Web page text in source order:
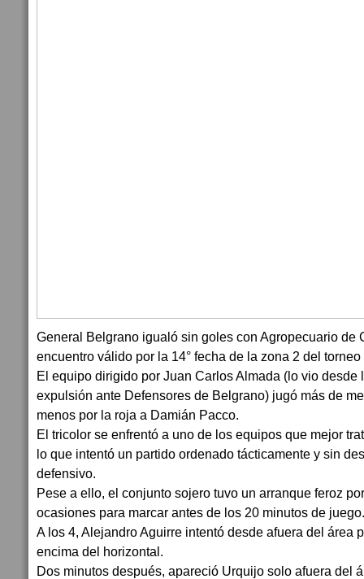
General Belgrano igualó sin goles con Agropecuario de
encuentro válido por la 14° fecha de la zona 2 del
El equipo dirigido por Juan Carlos Almada (lo vio desde
expulsión ante Defensores de Belgrano) jugó más de
menos por la roja a Damián Pacco.
El tricolor se enfrentó a uno de los equipos que mejor
lo que intentó un partido ordenado tácticamente y sin
defensivo.
Pese a ello, el conjunto sojero tuvo un arranque feroz
ocasiones para marcar antes de los 20 minutos de juego.
A los 4, Alejandro Aguirre intentó desde afuera del área
encima del horizontal.
Dos minutos después, apareció Urquijo solo afuera del